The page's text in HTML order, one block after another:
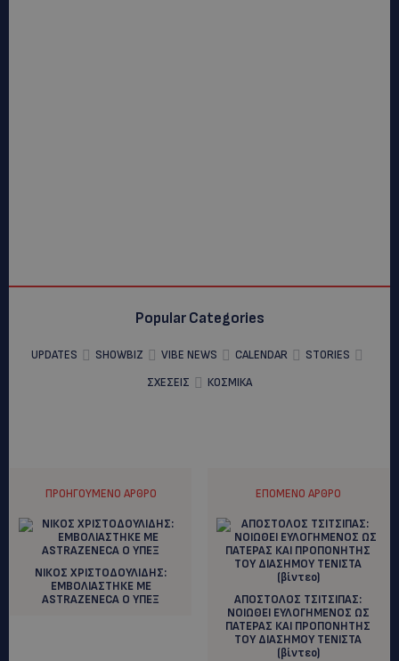
Popular Categories
UPDATES SHOWBIZ VIBE NEWS CALENDAR
STORIES
ΣΧΕΣΕΙΣ
ΚΟΣΜΙΚΑ
ΠΡΟΗΓΟΎΜΕΝΟ ΆΡΘΡΟ
ΝΙΚΟΣ ΧΡΙΣΤΟΔΟΥΛΙΔΗΣ:
EΜΒΟΛΙΑΣΤΗΚΕ ΜΕ
ASTRAZENECA O ΥΠΕΞ
ΕΠΌΜΕΝΟ ΆΡΘΡΟ
ΑΠΟΣΤΟΛΟΣ ΤΣΙΤΣΙΠΑΣ:
ΝΟΙΩΘΕΙ ΕΥΛΟΓΗΜΕΝΟΣ ΩΣ
ΠΑΤΕΡΑΣ ΚΑΙ ΠΡΟΠΟΝΗΤΗΣ
ΤΟΥ ΔΙΑΣΗΜΟΥ ΤΕΝΙΣΤΑ
(βίντεο)